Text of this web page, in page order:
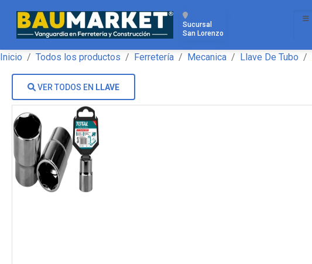
Sucursal
San Lorenzo
Inicio Todos los productos Ferretería Mecanica Llave De Tubo
VER TODOS EN LLAVE